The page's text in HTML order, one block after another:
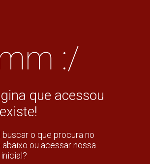
:/
que acessou
buscar o que procura no
ou acessar nossa